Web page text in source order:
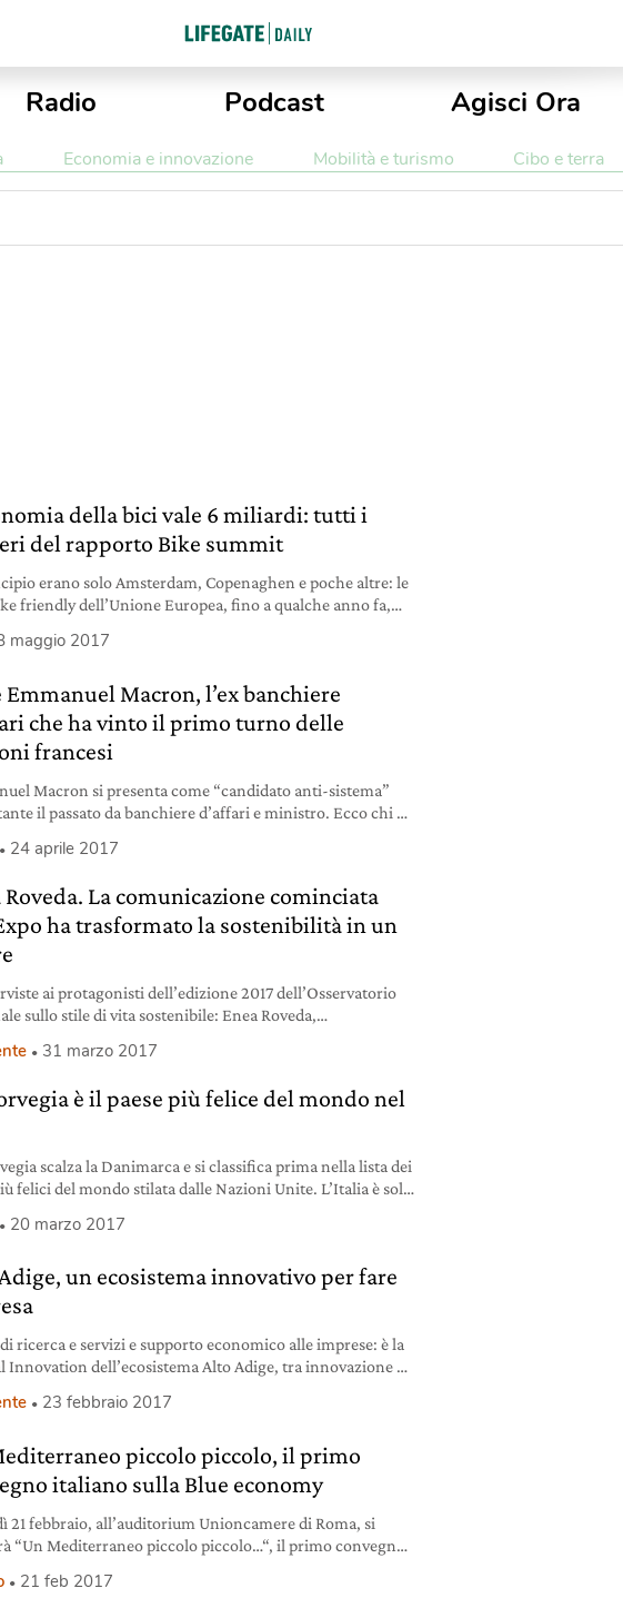
Radio Podcast Agisci Ora
Economia e innovazione Mobilità e turismo Cibo e terra
della bici vale 6 miliardi: tutti i
del rapporto Bike summit
erano solo Amsterdam, Copenaghen e poche altre: le
friendly dell’Unione Europea, fino a qualche anno fa,
svelati al Bike Summit di Roma dimostrano invece come
maggio 2017
Emmanuel Macron, l’ex banchiere
che ha vinto il primo turno delle
francesi
Macron si presenta come “candidato anti-sistema”
il passato da banchiere d’affari e ministro. Ecco chi è
24 aprile 2017
Roveda. La comunicazione cominciata
ha trasformato la sostenibilità in un
ai protagonisti dell’edizione 2017 dell’Osservatorio
sullo stile di vita sostenibile: Enea Roveda,
31 marzo 2017
è il paese più felice del mondo nel
scalza la Danimarca e si classifica prima nella lista dei
felici del mondo stilata dalle Nazioni Unite. L’Italia è solo
20 marzo 2017
un ecosistema innovativo per fare
ricerca e servizi e supporto economico alle imprese: è la
Innovation dell’ecosistema Alto Adige, tra innovazione e
23 febbraio 2017
piccolo piccolo, il primo
italiano sulla Blue economy
21 febbraio, all’auditorium Unioncamere di Roma, si
“Un Mediterraneo piccolo piccolo…“, il primo convegno
verde che si configura come un nuovo approccio
21 feb 2017